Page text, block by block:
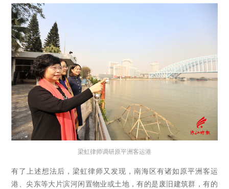
梁虹律师调研原平洲客运港
有了上述想法后，梁虹律师又发现，南海区有诸如原平洲客运
港、尖东等大片滨河闲置物业或土地，有的是废旧建筑群，有的